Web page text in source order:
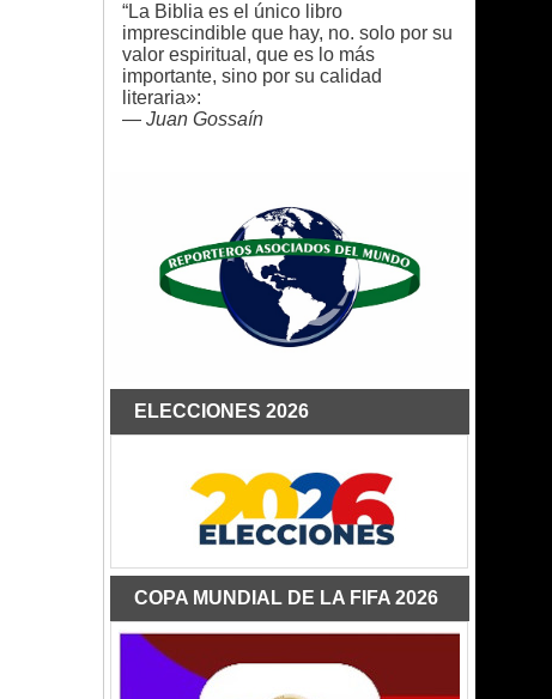
“La Biblia es el único libro
imprescindible que hay, no. solo por su
valor espiritual, que es lo más
importante, sino por su calidad
literaria»:
— Juan Gossaín
ELECCIONES 2026
COPA MUNDIAL DE LA FIFA 2026